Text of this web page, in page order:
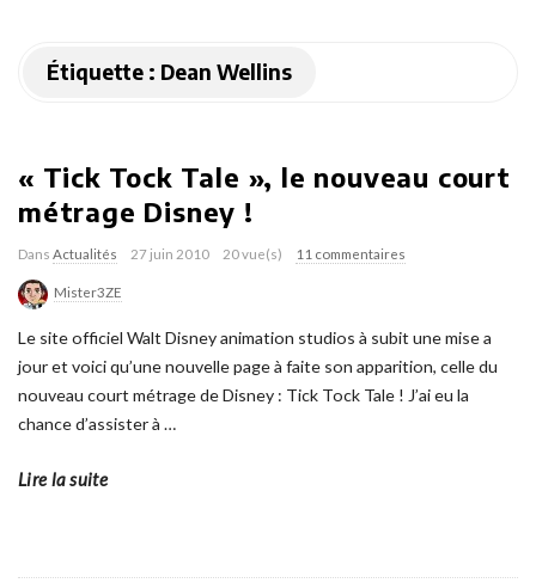
Étiquette : Dean Wellins
« Tick Tock Tale », le nouveau court
métrage Disney !
Dans Actualités 27 juin 2010 20 vue(s) 11 commentaires
Mister3ZE
Le site officiel Walt Disney animation studios à subit une mise a
jour et voici qu’une nouvelle page à faite son apparition, celle du
nouveau court métrage de Disney : Tick Tock Tale ! J’ai eu la
chance d’assister à …
Lire la suite